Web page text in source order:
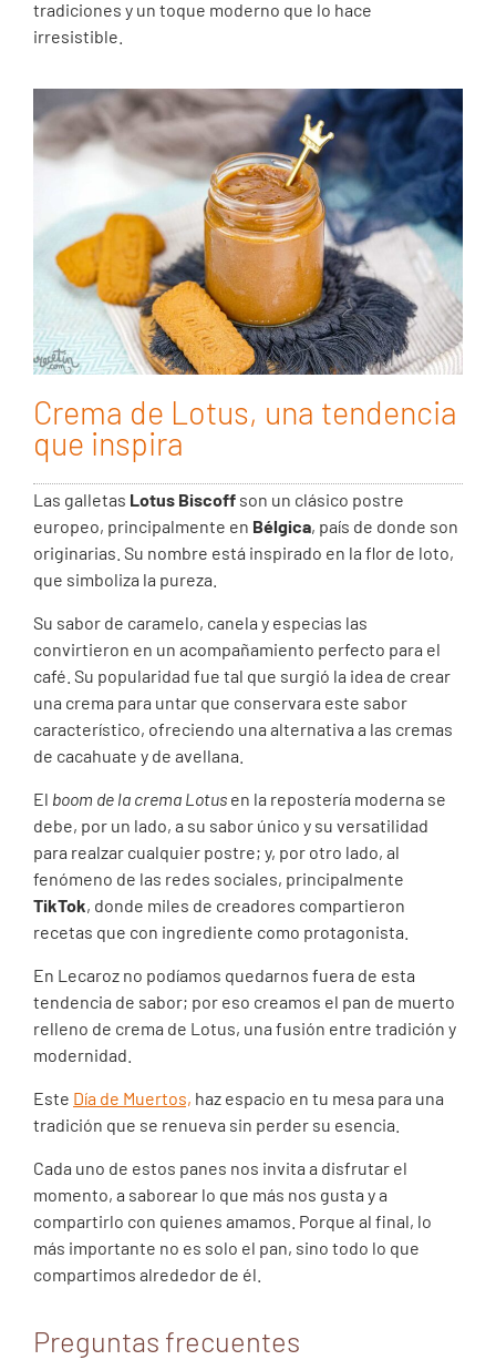
tradiciones y un toque moderno que lo hace
irresistible.
Crema de Lotus, una tendencia
que inspira
Las galletas Lotus Biscoff son un clásico postre
europeo, principalmente en Bélgica, país de donde son
originarias. Su nombre está inspirado en la flor de loto,
que simboliza la pureza.
Su sabor de caramelo, canela y especias las
convirtieron en un acompañamiento perfecto para el
café. Su popularidad fue tal que surgió la idea de crear
una crema para untar que conservara este sabor
característico, ofreciendo una alternativa a las cremas
de cacahuate y de avellana.
El boom de la crema Lotus en la repostería moderna se
debe, por un lado, a su sabor único y su versatilidad
para realzar cualquier postre; y, por otro lado, al
fenómeno de las redes sociales, principalmente
TikTok, donde miles de creadores compartieron
recetas que con ingrediente como protagonista.
En Lecaroz no podíamos quedarnos fuera de esta
tendencia de sabor; por eso creamos el pan de muerto
relleno de crema de Lotus, una fusión entre tradición y
modernidad.
Este Día de Muertos, haz espacio en tu mesa para una
tradición que se renueva sin perder su esencia.
Cada uno de estos panes nos invita a disfrutar el
momento, a saborear lo que más nos gusta y a
compartirlo con quienes amamos. Porque al final, lo
más importante no es solo el pan, sino todo lo que
compartimos alrededor de él.
Preguntas frecuentes